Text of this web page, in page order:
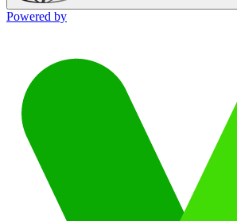
Powered by